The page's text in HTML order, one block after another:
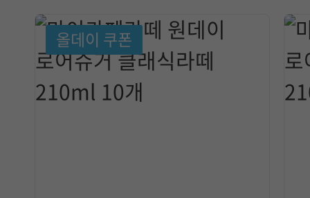
올데이 쿠폰